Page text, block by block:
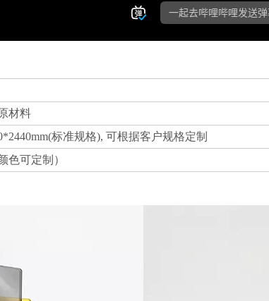
材料
标准规格), 可根据客户规格定制
色可定制）